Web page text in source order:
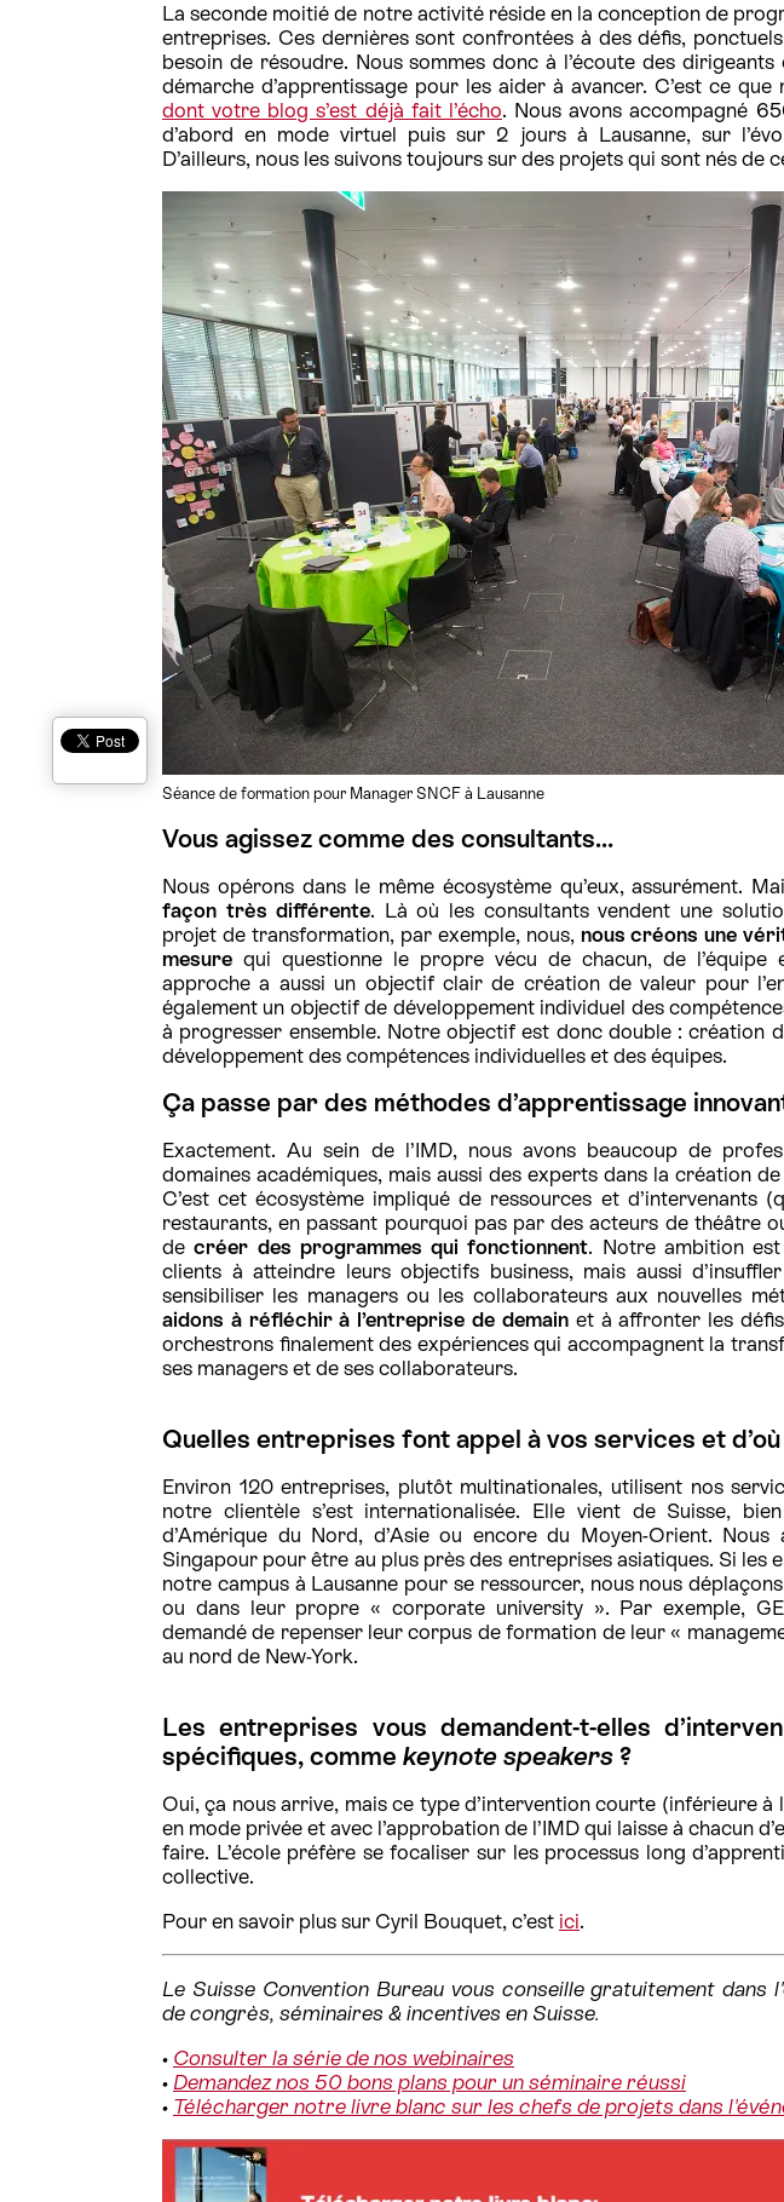
La seconde moitié de notre activité réside en la conception de
entreprises. Ces dernières sont confrontées à des défis,
besoin de résoudre. Nous sommes donc à l’écoute des
démarche d’apprentissage pour les aider à avancer. C’est ce
dont votre blog s’est déjà fait l’écho. Nous avons accompagné
d’abord en mode virtuel puis sur 2 jours à Lausanne, sur
D’ailleurs, nous les suivons toujours sur des projets qui sont nés de
Séance de formation pour Manager SNCF à Lausanne
Vous agissez comme des consultants…
Nous opérons dans le même écosystème qu’eux, assurément.
façon très différente. Là où les consultants vendent une
projet de transformation, par exemple, nous, nous créons une
mesure qui questionne le propre vécu de chacun, de l’équipe
approche a aussi un objectif clair de création de valeur pour
également un objectif de développement individuel des
à progresser ensemble. Notre objectif est donc double : création
développement des compétences individuelles et des équipes.
Ça passe par des méthodes d’apprentissage
Exactement. Au sein de l’IMD, nous avons beaucoup de
domaines académiques, mais aussi des experts dans la création
C’est cet écosystème impliqué de ressources et d’intervenants
restaurants, en passant pourquoi pas par des acteurs de théâtre
decréer des programmes qui fonctionnent. Notre ambition est
clients à atteindre leurs objectifs business, mais aussi
sensibiliser les managers ou les collaborateurs aux nouvelles
aidons à réfléchir à l’entreprise de demainet à affronter les
orchestrons finalement des expériences qui accompagnent la
ses managers et de ses collaborateurs.
Quelles entreprises font appel à vos services et
Environ 120 entreprises, plutôt multinationales, utilisent nos
notre clientèle s’est internationalisée. Elle vient de Suisse,
d’Amérique du Nord, d’Asie ou encore du Moyen-Orient.
Singapour pour être au plus près des entreprises asiatiques. Si les
notre campus à Lausanne pour se ressourcer, nous nous
ou dans leur propre « corporate university ». Par exemple,
demandé de repenser leur corpus de formation de leur «
au nord de New-York.
Les entreprises vous demandent-t-elles
spécifiques, comme keynote speakers ?
Oui, ça nous arrive, mais ce type d’intervention courte (inférieure
en mode privée et avec l’approbation de l’IMD qui laisse à chacun
faire. L’école préfère se focaliser sur les processus long
collective.
Pour en savoir plus sur Cyril Bouquet, c’est ici.
Le Suisse Convention Bureau vous conseille gratuitement dans
de congrès, séminaires & incentives en Suisse.
• Consulter la série de nos webinaires
• Demandez nos 50 bons plans pour un séminaire réussi
• Télécharger notre livre blanc sur les chefs de projets dans